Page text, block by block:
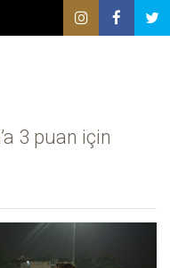
3 puan için